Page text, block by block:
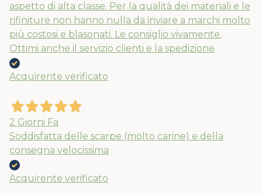
aspetto di alta classe. Per la qualità dei materiali e le
rifiniture non hanno nulla da inviare a marchi molto
più costosi e blasonati. Le consiglio vivamente.
Ottimi anche il servizio clienti e la spedizione
Acquirente verificato
2 Giorni Fa
Soddisfatta delle scarpe (molto carine) e della
consegna velocissima
Acquirente verificato